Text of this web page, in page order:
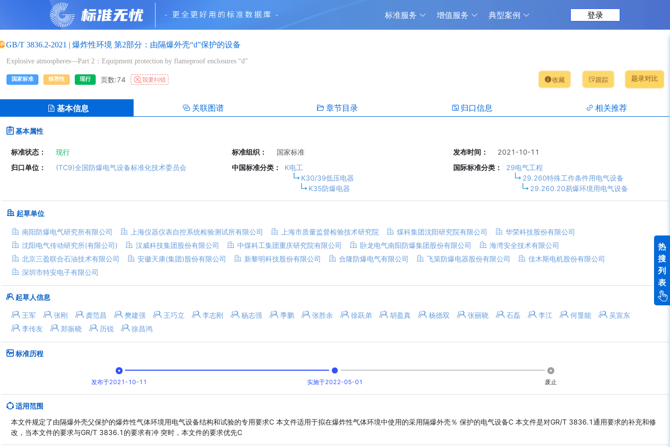
标准服务 增值服务 典型案例 登录
GB/T 3836.2-2021 | 爆炸性环境 第2部分：由隔爆外壳“d”保护的设备
Explosive atmospheres—Part 2：Equipment protection by flameproof enclosures “d”
国家标准 推荐性 现行 页数:74 我要纠错 收藏 跟踪 题录对比
基本信息 关联图谱 章节目录 归口信息 相关推荐
基本属性
标准状态： 现行 标准组织： 国家标准 发布时间：
2021-10-11
归口单位：
(TC9)全国防爆电气设备标准化技术委员会 中国标准分类：
K电工
K30/39低压电器
K35防爆电器
国际标准分类：
29电气工程
29.260特殊工作条件用电气设备
29.260.20易爆环境用电气设备
起草单位
南阳防爆电气研究所有限公司 上海仪器仪表自控系统检验测试所有限公司 上海市质量监督检验技术研究院 煤科集团沈阳研究院有限公司
华荣科技股份有限公司
沈阳电气传动研究所(有限公司)
汉威科技集团股份有限公司 中煤科工集团重庆研究院有限公司 卧龙电气南阳防爆集团股份有限公司
海湾安全技术有限公司
北京三盈联合石油技术有限公司
安徽天康(集团)股份有限公司 新黎明科技股份有限公司 合隆防爆电气有限公司 飞策防爆电器股份有限公司
佳木斯电机股份有限公司
深圳市特安电子有限公司
起草人信息
王军 张刚 龚范昌 樊建强 王巧立 李志刚 杨志强 季鹏 张胜余 徐跃弟 胡盈真 杨德双 张丽晓 石磊 李江 何显能
吴宣东
李传友
郑振晓 历锐 徐昌鸿
标准历程
发布于2021-10-11 实施于2022-05-01 废止
适用范围
本文件规定了由隔爆外壳父保护的爆炸性气体环境用电气设备结构和试验的专用要求C 本文件适用于拟在爆炸性气体环境中使用的采用隔爆外壳％ 保护的电气设备C 本文件是对GR/T 3836.1通用要求的补充和修
改，当本文件的要求与GR/T 3836.1的要求有冲 突时，本文件的要求优先C
热
搜
列
表